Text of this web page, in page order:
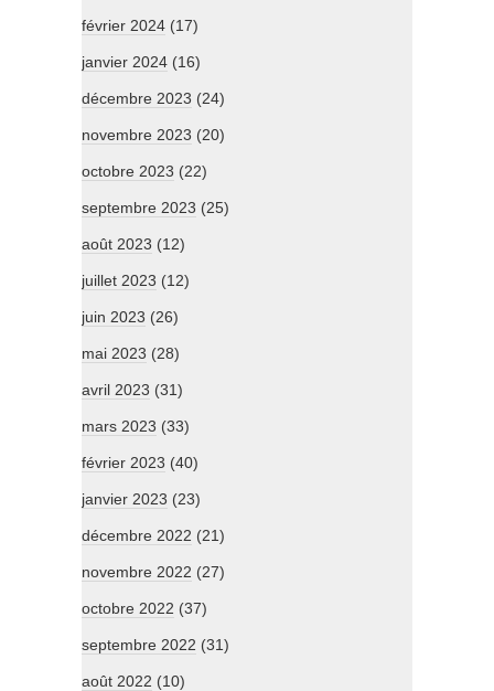
février 2024 (17)
janvier 2024 (16)
décembre 2023 (24)
novembre 2023 (20)
octobre 2023 (22)
septembre 2023 (25)
août 2023 (12)
juillet 2023 (12)
juin 2023 (26)
mai 2023 (28)
avril 2023 (31)
mars 2023 (33)
février 2023 (40)
janvier 2023 (23)
décembre 2022 (21)
novembre 2022 (27)
octobre 2022 (37)
septembre 2022 (31)
août 2022 (10)